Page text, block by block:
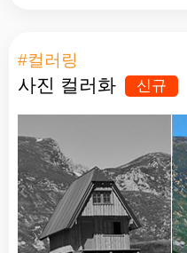
#컬러링
사진 컬러화 신규